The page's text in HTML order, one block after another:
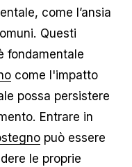
come l’ansia
Questi
fondamentale
come l'impatto
possa persistere
Entrare in
può essere
le proprie